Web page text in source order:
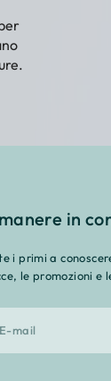
in
i primi a
le promozioni e